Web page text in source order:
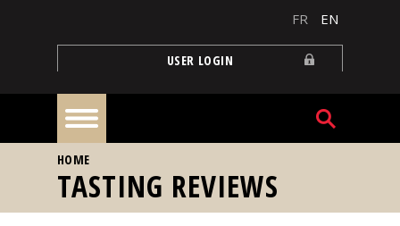
FR EN
USER LOGIN
Home
YOU ARE HERE
HOME
TASTING REVIEWS